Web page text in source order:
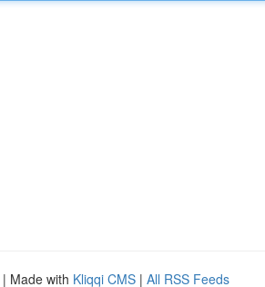
| Made with Kliqqi CMS | All RSS Feeds